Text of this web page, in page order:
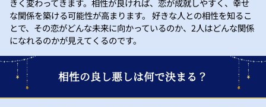
な関係を築ける可能性が高まります。 好きな人との相性を知るこ
とで、その恋がどんな未来に向かっているのか、2人はどんな関係
になれるのかが見えてくるのです。
相性の良し悪しは何で決まる？